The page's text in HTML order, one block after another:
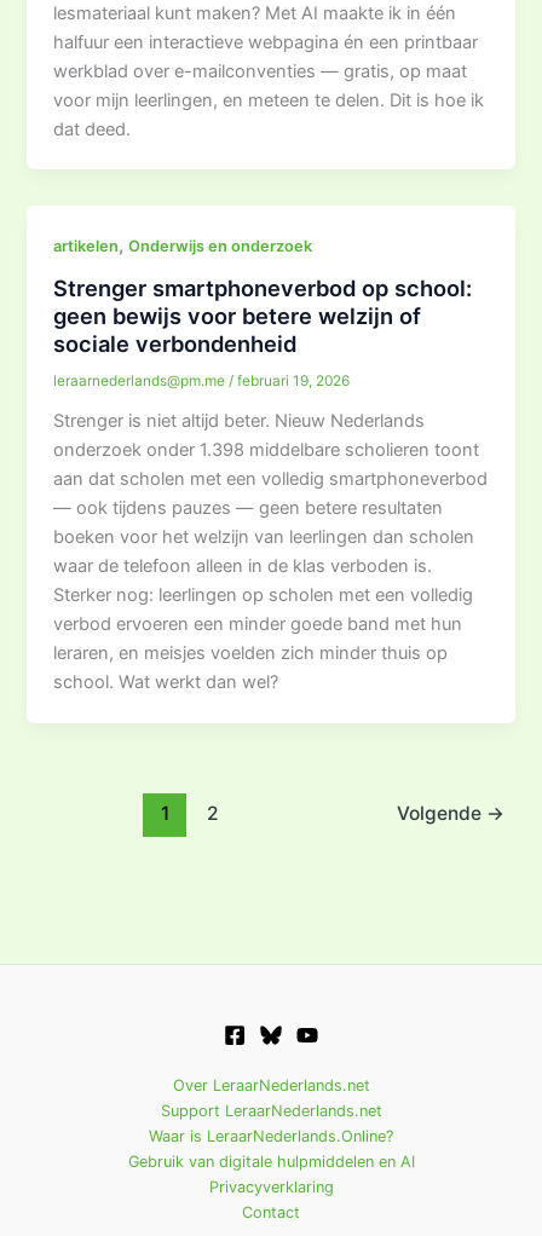
lesmateriaal kunt maken? Met AI maakte ik in één
halfuur een interactieve webpagina én een printbaar
werkblad over e-mailconventies — gratis, op maat
voor mijn leerlingen, en meteen te delen. Dit is hoe ik
dat deed.
artikelen,Onderwijs en onderzoek
Strenger smartphoneverbod op school:
geen bewijs voor betere welzijn of
sociale verbondenheid
leraarnederlands@pm.me/februari 19, 2026
Strenger is niet altijd beter. Nieuw Nederlands
onderzoek onder 1.398 middelbare scholieren toont
aan dat scholen met een volledig smartphoneverbod
— ook tijdens pauzes — geen betere resultaten
boeken voor het welzijn van leerlingen dan scholen
waar de telefoon alleen in de klas verboden is.
Sterker nog: leerlingen op scholen met een volledig
verbod ervoeren een minder goede band met hun
leraren, en meisjes voelden zich minder thuis op
school. Wat werkt dan wel?
1 2 Volgende →
Over LeraarNederlands.net
Support LeraarNederlands.net
Waar is LeraarNederlands.Online?
Gebruik van digitale hulpmiddelen en AI
Privacyverklaring
Contact